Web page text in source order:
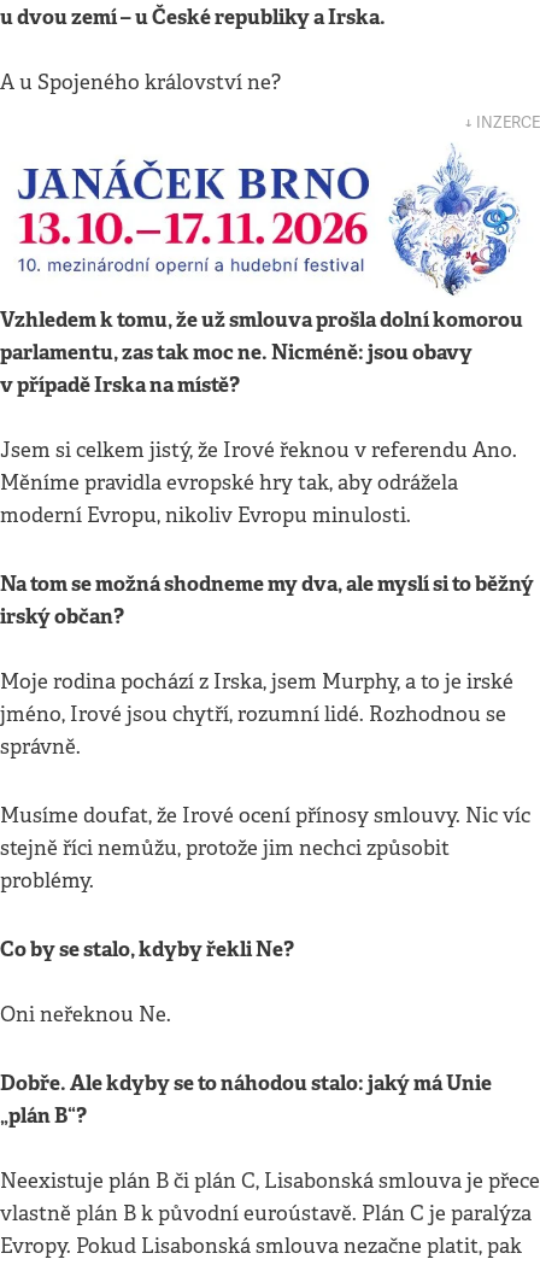
u dvou zemí – u České republiky a Irska.
A u Spojeného království ne?
↓ INZERCE
Vzhledem k tomu, že už smlouva prošla dolní komorou
parlamentu, zas tak moc ne. Nicméně: jsou obavy
v případě Irska na místě?
Jsem si celkem jistý, že Irové řeknou v referendu Ano.
Měníme pravidla evropské hry tak, aby odrážela
moderní Evropu, nikoliv Evropu minulosti.
Na tom se možná shodneme my dva, ale myslí si to běžný
irský občan?
Moje rodina pochází z Irska, jsem Murphy, a to je irské
jméno, Irové jsou chytří, rozumní lidé. Rozhodnou se
správně.
Musíme doufat, že Irové ocení přínosy smlouvy. Nic víc
stejně říci nemůžu, protože jim nechci způsobit
problémy.
Co by se stalo, kdyby řekli Ne?
Oni neřeknou Ne.
Dobře. Ale kdyby se to náhodou stalo: jaký má Unie
„plán B“?
Neexistuje plán B či plán C, Lisabonská smlouva je přece
vlastně plán B k původní euroústavě. Plán C je paralýza
Evropy. Pokud Lisabonská smlouva nezačne platit, pak